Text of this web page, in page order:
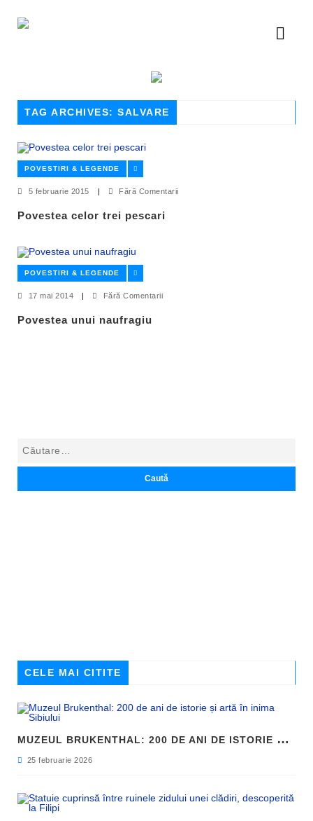
TAG ARCHIVES: SALVARE
POVESTIRI & LEGENDE
5 februarie 2015 | Fără Comentarii
Povestea celor trei pescari
POVESTIRI & LEGENDE
17 mai 2014 | Fără Comentarii
Povestea unui naufragiu
CELE MAI CITITE
M
UZEUL BRUKENTHAL: 200 DE ANI DE ISTORIE ȘI ARTĂ ÎN INIMA SIBIULUI
25 februarie 2026